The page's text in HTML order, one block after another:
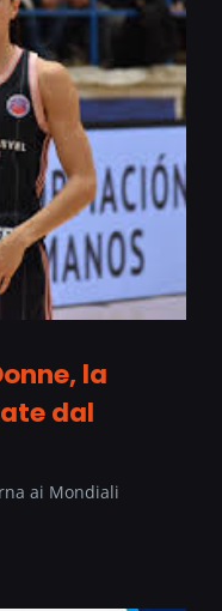
la
dal
ai Mondiali